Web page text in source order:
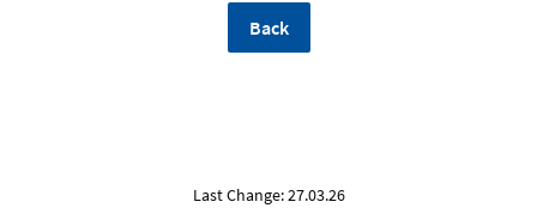
Back
Last Change: 27.03.26